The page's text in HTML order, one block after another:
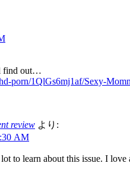
find out…
porn/1QlGs6mj1af/Sexy-
review より:
AM
to learn about this issue. I